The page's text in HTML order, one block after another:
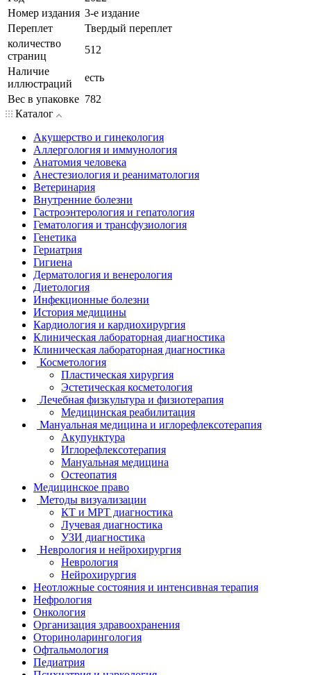
Номер издания 3-е издание
Переплет
Твердый переплет
количество
страниц
512
Наличие
иллюстраций
есть
Вес в упаковке 782
Каталог
Акушерство и гинекология
Аллергология и иммунология
Анатомия человека
Анестезиология и реаниматология
Ветеринария
Внутренние болезни
Гастроэнтерология и гепатология
Гематология и трансфузиология
Генетика
Гериатрия
Гигиена
Дерматология и венерология
Диетология
Инфекционные болезни
История медицины
Кардиология и кардиохирургия
Клиническая лабораторная диагностика
Клиническая лабораторная диагностика
Косметология
Пластическая хирургия
Эстетическая косметология
Лечебная физкультура и физиотерапия
Медицинская реабилитация
Мануальная медицина и иглорефлексотерапия
Акупунктура
Иглорефлексотерапия
Мануальная медицина
Остеопатия
Медицинское право
Методы визуализации
КТ и МРТ диагностика
Лучевая диагностика
УЗИ диагностика
Неврология и нейрохирургия
Неврология
Нейрохирургия
Неотложные состояния и интенсивная терапия
Нефрология
Онкология
Организация здравоохранения
Оториноларингология
Офтальмология
Педиатрия